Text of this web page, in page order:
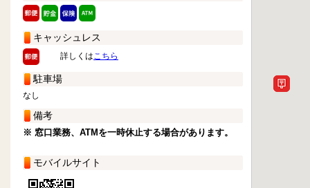
キャッシュレス
詳しくはこちら
駐車場
なし
備考
※ 窓口業務、ATMを一時休止する場合があります。
モバイルサイト